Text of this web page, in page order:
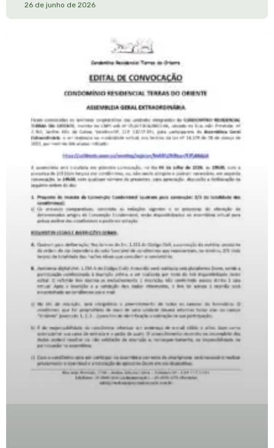
26 de junho de 2026